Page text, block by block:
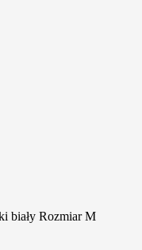
biały Rozmiar M